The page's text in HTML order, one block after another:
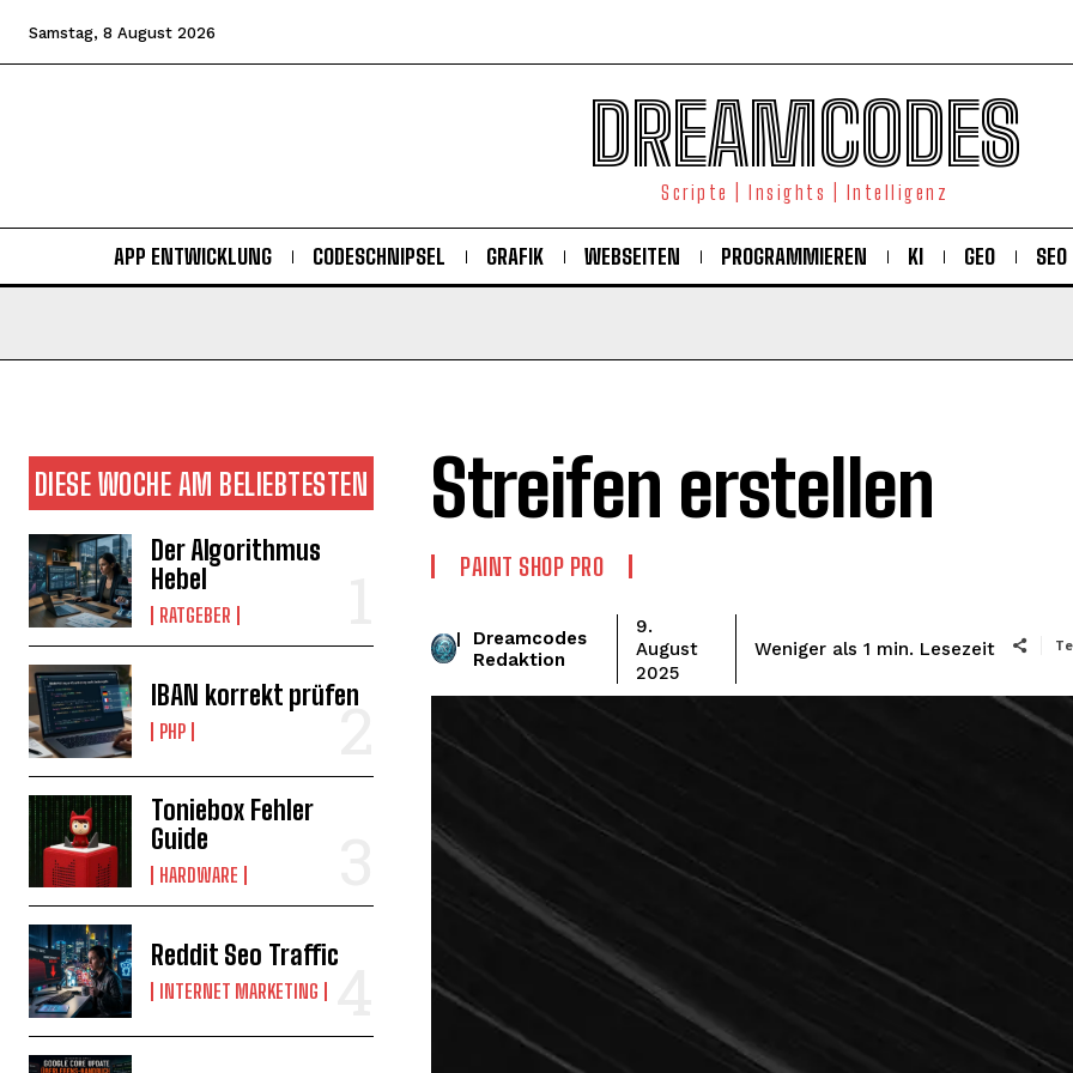
Samstag, 8 August 2026
DREAMCODES
Scripte | Insights | Intelligenz
APP ENTWICKLUNG CODESCHNIPSEL GRAFIK WEBSEITEN PROGRAMMIEREN KI GEO SEO
DIESE WOCHE AM BELIEBTESTEN
Der Algorithmus
Hebel
RATGEBER
IBAN korrekt prüfen
PHP
Toniebox Fehler
Guide
HARDWARE
Reddit Seo Traffic
INTERNET MARKETING
Streifen erstellen
PAINT SHOP PRO
Dreamcodes
Redaktion
9.
August
2025
Weniger als 1 min. Lesezeit